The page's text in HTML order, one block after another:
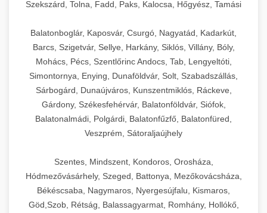
Szekszárd, Tolna, Fadd, Paks, Kalocsa, Hőgyész, Tamási
Balatonboglár, Kaposvár, Csurgó, Nagyatád, Kadarkút,
Barcs, Szigetvár, Sellye, Harkány, Siklós, Villány, Bóly,
Mohács, Pécs, Szentlőrinc Andocs, Tab, Lengyeltóti,
Simontornya, Enying, Dunaföldvár, Solt, Szabadszállás,
Sárbogárd, Dunaújváros, Kunszentmiklós, Ráckeve,
Gárdony, Székesfehérvár, Balatonföldvár, Siófok,
Balatonalmádi, Polgárdi, Balatonfűzfő, Balatonfüred,
Veszprém, Sátoraljaújhely
Szentes, Mindszent, Kondoros, Orosháza,
Hódmezővásárhely, Szeged, Battonya, Mezőkovácsháza,
Békéscsaba, Nagymaros, Nyergesújfalu, Kismaros,
Göd,Szob, Rétság, Balassagyarmat, Romhány, Hollókő,